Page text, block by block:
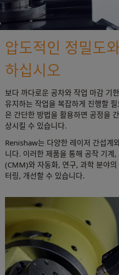
압도적인 정밀도
하십시오
보다 까다로운 공차와 작업 마감 기
유지하는 작업을 복잡하게 진행할
은 간단한 방법을 활용하면 공정을
상시킬 수 있습니다.
Renishaw는 다양한 레이저 간섭계
니다. 이러한 제품을 통해 공작 기계
(CMM)와 자동화, 연구, 과학 분야
터링, 개선할 수 있습니다.